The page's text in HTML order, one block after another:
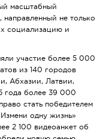
масштабный
не только
социализацию и
участие более 5 000
из 140 городов
Абхазии, Латвии,
года более 39 000
стать победителем
одну жизнь»
2 100 видеоанкет об